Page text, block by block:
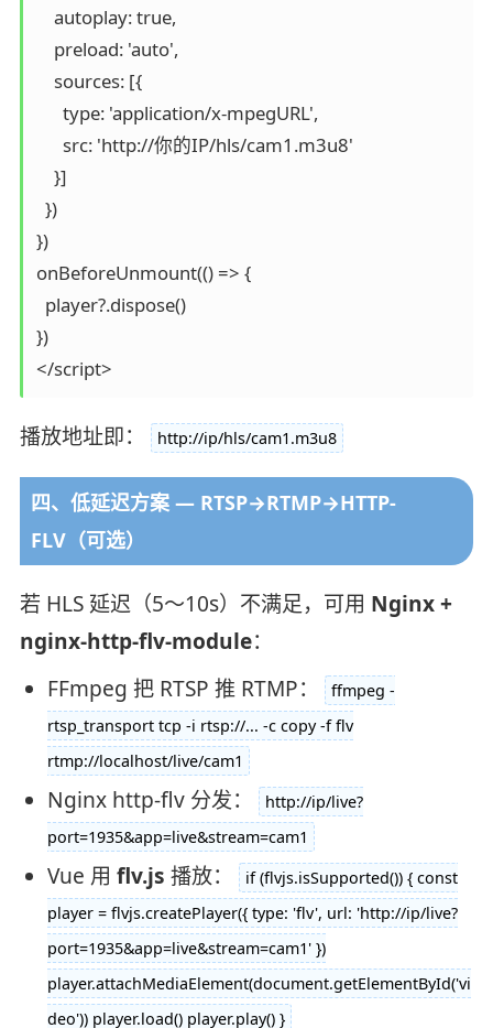
    autoplay: true,
    preload: 'auto',
    sources: [{
      type: 'application/x-mpegURL',
      src: 'http://你的IP/hls/cam1.m3u8'
    }]
  })
})
onBeforeUnmount(() => {
  player?.dispose()
})
</script>
播放地址即： http://ip/hls/cam1.m3u8
四、低延迟方案 — RTSP→RTMP→HTTP-
FLV（可选）
若 HLS 延迟（5～10s）不满足，可用 Nginx +
nginx-http-flv-module：
FFmpeg 把 RTSP 推 RTMP：
ffmpeg -
rtsp_transport tcp -i rtsp://... -c copy -f flv
rtmp://localhost/live/cam1
Nginx http-flv 分发：
http://ip/live?
port=1935&app=live&stream=cam1
Vue 用 flv.js ​ 播放：
if (flvjs.isSupported()) { const
player = flvjs.createPlayer({ type: 'flv', url: 'http://ip/live?
port=1935&app=live&stream=cam1' })
player.attachMediaElement(document.getElementById('vi
deo')) player.load() player.play() }